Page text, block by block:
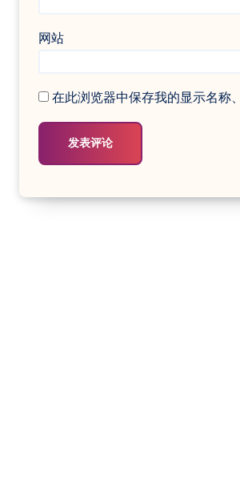
网站
在此浏览器中保存我的显示名称